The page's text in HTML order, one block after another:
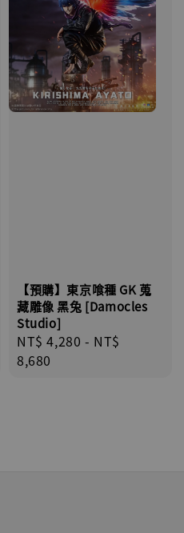
【預購】東京喰種 GK 蒐
藏雕像 黑兔 [Damocles
Studio]
Regular
price
NT$ 4,280 - NT$
8,680